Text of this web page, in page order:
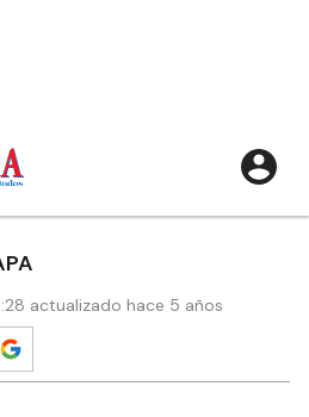
actualizado hace 5 años